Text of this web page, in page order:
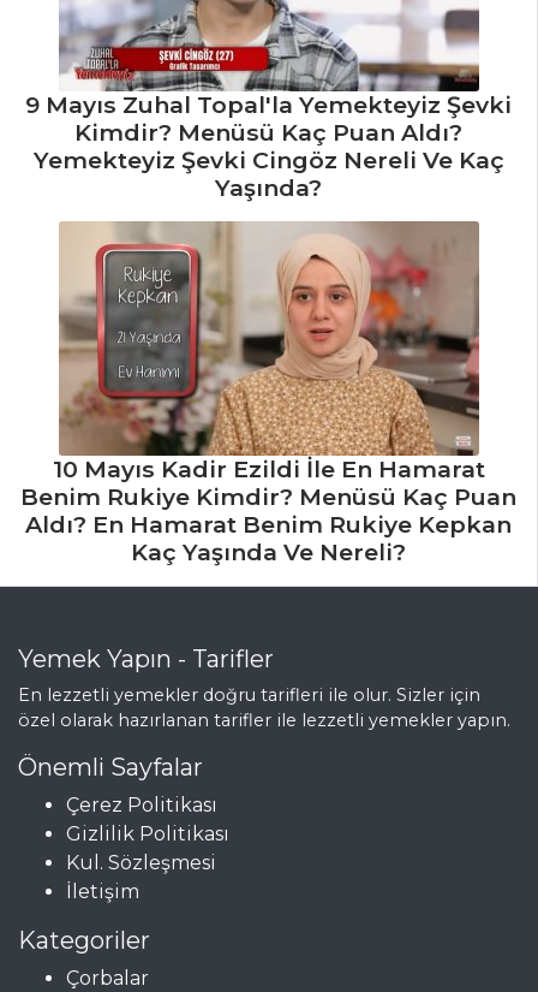
9 Mayıs Zuhal Topal'la Yemekteyiz Şevki
Kimdir? Menüsü Kaç Puan Aldı?
Yemekteyiz Şevki Cingöz Nereli Ve Kaç
Yaşında?
10 Mayıs Kadir Ezildi İle En Hamarat
Benim Rukiye Kimdir? Menüsü Kaç Puan
Aldı? En Hamarat Benim Rukiye Kepkan
Kaç Yaşında Ve Nereli?
Yemek Yapın - Tarifler
En lezzetli yemekler doğru tarifleri ile olur. Sizler için
özel olarak hazırlanan tarifler ile lezzetli yemekler yapın.
Önemli Sayfalar
Çerez Politikası
Gizlilik Politikası
Kul. Sözleşmesi
İletişim
Kategoriler
Çorbalar